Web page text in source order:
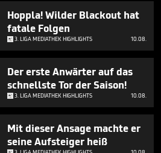
Hoppla! Wilder Blackout hat
fatale Folgen
3. LIGA MEDIATHEK HIGHLIGHTS 10.08.
Der erste Anwärter auf das
schnellste Tor der Saison!
3. LIGA MEDIATHEK HIGHLIGHTS 10.08.
Mit dieser Ansage machte er
seine Aufsteiger heiß